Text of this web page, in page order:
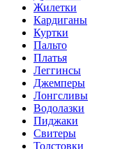
Жилетки
Кардиганы
Куртки
Пальто
Платья
Леггинсы
Джемперы
Лонгсливы
Водолазки
Пиджаки
Свитеры
Толстовки